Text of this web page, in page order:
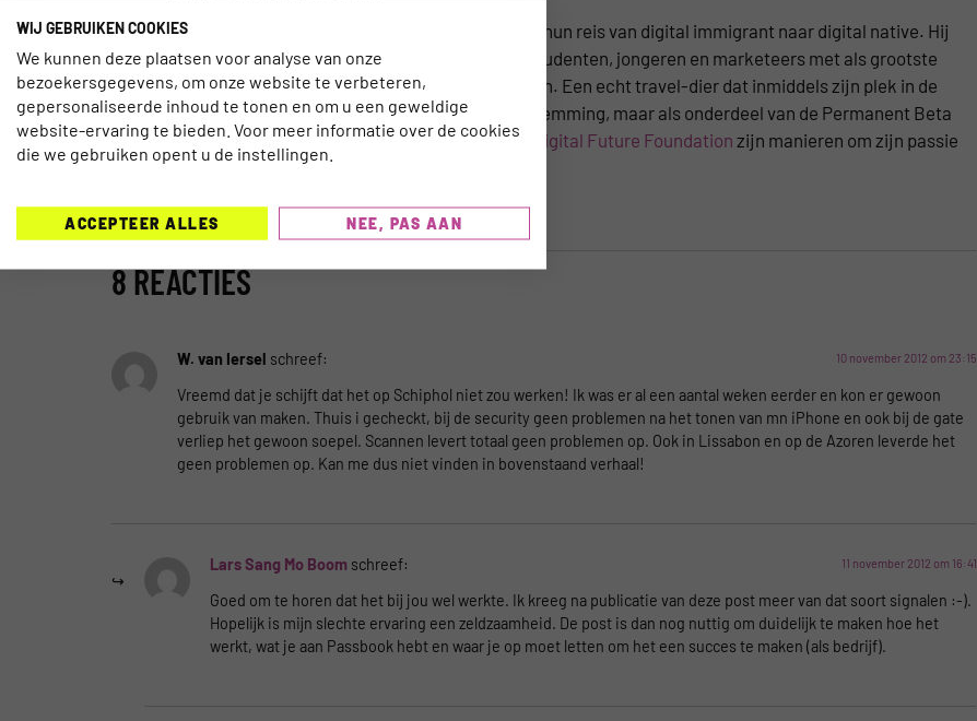
Lars Sang Mo Boom helpt graag mensen tijdens hun reis van digital immigrant naar digital native. Hij
haalt waarde uit het leven door te werken met studenten, jongeren en marketeers met als grootste
uitdaging om gedragsveranderingen te realiseren. Een echt travel-dier dat inmiddels zijn plek in de
Digital wereld heeft gevonden. Niet als eindbestemming, maar als onderdeel van de Permanent Beta
filosofie. Zijn bedrijfBoombuzztic en stichting Digital Future Foundation zijn manieren om zijn passie
met de wereld te delen.
8 REACTIES
W. van Iersel schreef: 10 november 2012 om 23:15
Vreemd dat je schijft dat het op Schiphol niet zou werken! Ik was er al een aantal weken eerder en kon er gewoon
gebruik van maken. Thuis i gecheckt, bij de security geen problemen na het tonen van mn iPhone en ook bij de gate
verliep het gewoon soepel. Scannen levert totaal geen problemen op. Ook in Lissabon en op de Azoren leverde het
geen problemen op. Kan me dus niet vinden in bovenstaand verhaal!
Lars Sang Mo Boom schreef: 11 november 2012 om 16:41
Goed om te horen dat het bij jou wel werkte. Ik kreeg na publicatie van deze post meer van dat soort signalen :-).
Hopelijk is mijn slechte ervaring een zeldzaamheid. De post is dan nog nuttig om duidelijk te maken hoe het
werkt, wat je aan Passbook hebt en waar je op moet letten om het een succes te maken (als bedrijf).
WIJ GEBRUIKEN COOKIES
We kunnen deze plaatsen voor analyse van onze
bezoekersgegevens, om onze website te verbeteren,
gepersonaliseerde inhoud te tonen en om u een geweldige
website-ervaring te bieden. Voor meer informatie over de cookies
die we gebruiken opent u de instellingen.
ACCEPTEER ALLES NEE, PAS AAN